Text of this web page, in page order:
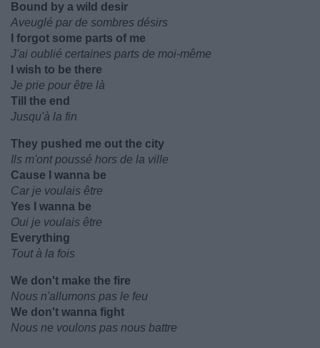
Bound by a wild desir
Aveuglé par de sombres désirs
I forgot some parts of me
J'ai oublié certaines parts de moi-même
I wish to be there
Je prie pour être là
Till the end
Jusqu'à la fin
They pushed me out the city
Ils m'ont poussé hors de la ville
Cause I wanna be
Car je voulais être
Yes I wanna be
Oui je voulais être
Everything
Tout à la fois
We don't make the fire
Nous n'allumons pas le feu
We don't wanna fight
Nous ne voulons pas nous battre